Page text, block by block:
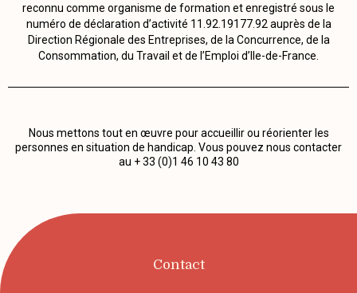
reconnu comme organisme de formation et enregistré sous le
numéro de déclaration d’activité 11.92.19177.92 auprès de la
Direction Régionale des Entreprises, de la Concurrence, de la
Consommation, du Travail et de l’Emploi d’Ile-de-France.
Nous mettons tout en œuvre pour accueillir ou réorienter les
personnes en situation de handicap. Vous pouvez nous contacter
au + 33 (0)1 46 10 43 80
Contact